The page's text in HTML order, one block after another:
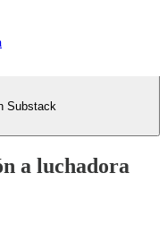
Substack
a luchadora